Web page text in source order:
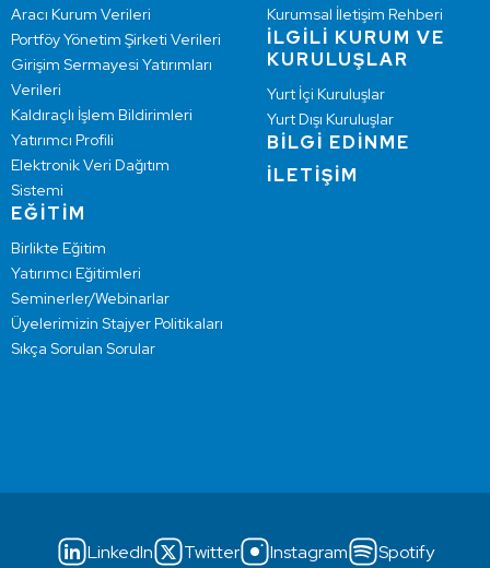
Aracı Kurum Verileri
Portföy Yönetim Şirketi Verileri
Girişim Sermayesi Yatırımları
Verileri
Kaldıraçlı İşlem Bildirimleri
Yatırımcı Profili
Elektronik Veri Dağıtım
Sistemi
EĞİTİM
Birlikte Eğitim
Yatırımcı Eğitimleri
Seminerler/Webinarlar
Üyelerimizin Stajyer Politikaları
Sıkça Sorulan Sorular
Kurumsal İletişim Rehberi
İLGİLİ KURUM VE
KURULUŞLAR
Yurt İçi Kuruluşlar
Yurt Dışı Kuruluşlar
BİLGİ EDİNME
İLETİŞİM
LinkedIn Twitter Instagram
Spotify